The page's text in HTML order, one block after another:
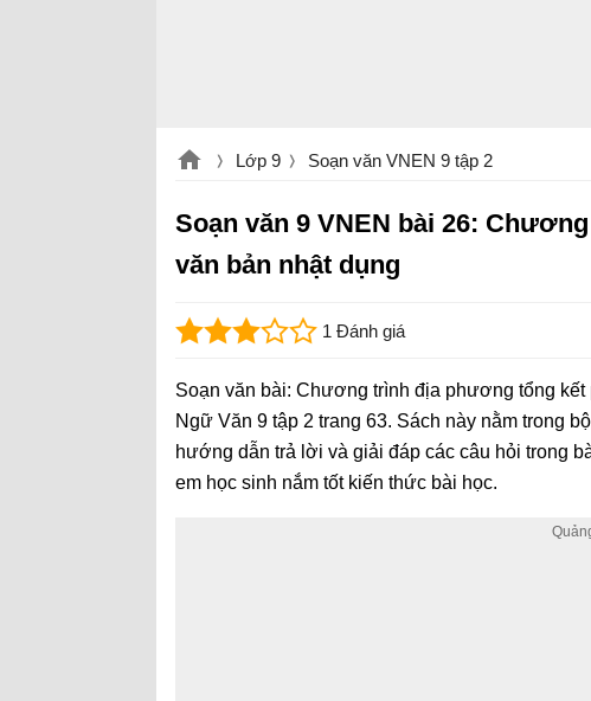
Lớp 9 Soạn văn VNEN 9 tập 2
Soạn văn 9 VNEN bài 26:
văn bản nhật dụng
1 Đánh giá
Soạn văn bài: Chương trình địa phương tổng
Ngữ Văn 9 tập 2 trang 63. Sách này nằm trong
hướng dẫn trả lời và giải đáp các câu hỏi trong
em học sinh nắm tốt kiến thức bài học.